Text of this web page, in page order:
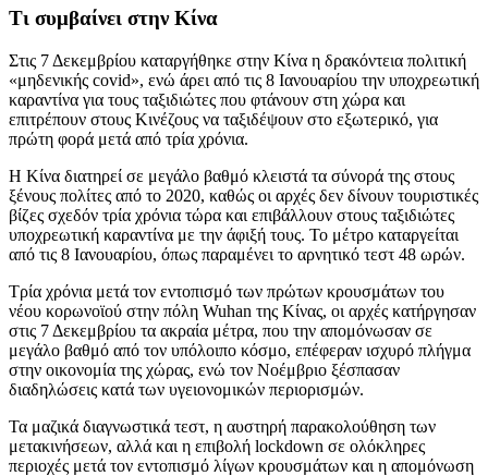
Τι συμβαίνει στην Κίνα
Στις 7 Δεκεμβρίου καταργήθηκε στην Κίνα η δρακόντεια πολιτική
«μηδενικής covid», ενώ άρει από τις 8 Ιανουαρίου την υποχρεωτική
καραντίνα για τους ταξιδιώτες που φτάνουν στη χώρα και
επιτρέπουν στους Κινέζους να ταξιδέψουν στο εξωτερικό, για
πρώτη φορά μετά από τρία χρόνια.
Η Κίνα διατηρεί σε μεγάλο βαθμό κλειστά τα σύνορά της στους
ξένους πολίτες από το 2020, καθώς οι αρχές δεν δίνουν τουριστικές
βίζες σχεδόν τρία χρόνια τώρα και επιβάλλουν στους ταξιδιώτες
υποχρεωτική καραντίνα με την άφιξή τους. Το μέτρο καταργείται
από τις 8 Ιανουαρίου, όπως παραμένει το αρνητικό τεστ 48 ωρών.
Τρία χρόνια μετά τον εντοπισμό των πρώτων κρουσμάτων του
νέου κορωνοϊού στην πόλη Wuhan της Κίνας, οι αρχές κατήργησαν
στις 7 Δεκεμβρίου τα ακραία μέτρα, που την απομόνωσαν σε
μεγάλο βαθμό από τον υπόλοιπο κόσμο, επέφεραν ισχυρό πλήγμα
στην οικονομία της χώρας, ενώ τον Νοέμβριο ξέσπασαν
διαδηλώσεις κατά των υγειονομικών περιορισμών.
Τα μαζικά διαγνωστικά τεστ, η αυστηρή παρακολούθηση των
μετακινήσεων, αλλά και η επιβολή lockdown σε ολόκληρες
περιοχές μετά τον εντοπισμό λίγων κρουσμάτων και η απομόνωση